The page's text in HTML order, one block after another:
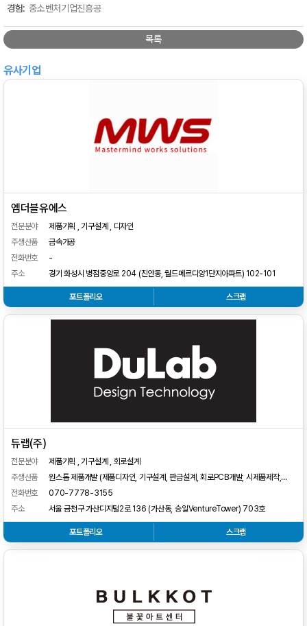
중소벤처기업진흥공
목록
유사기업
엠더블유에스
전문분야
제품기획 , 기구설계 , 디자인
주생산품
금속가공
전화번호
-
주소
경기 화성시 병점중앙로 204 (진안동, 월드메르디앙1단지아파트) 102-101
포트폴리오 스크랩
듀랩(주)
전문분야
제품기획 , 기구설계 , 회로설계
주생산품
원스톱 제품개발 (제품디자인, 기구설계, 판금설계, 회로PCB개발, 시제품제작,
금형사출)
전화번호
070-7778-3155
주소
서울 금천구 가산디지털2로 136 (가산동, 승일VentureTower) 703호
포트폴리오 스크랩